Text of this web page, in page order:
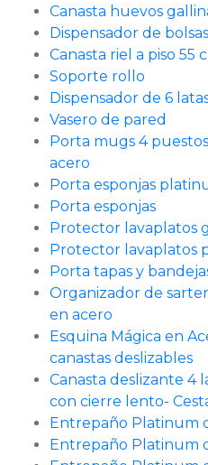
Canasta huevos
Dispensador de
Canasta riel a piso 55
Soporte rollo
Dispensador de 6
Vasero de pared
Porta mugs 4
acero
Porta esponjas
Porta esponjas
Protector lavaplatos
Protector lavaplatos
Porta tapas y
Organizador de
en acero
Esquina Mágica en
canastas deslizables
Canasta deslizante 4
con cierre lento-
Entrepaño Platinum
Entrepaño Platinum